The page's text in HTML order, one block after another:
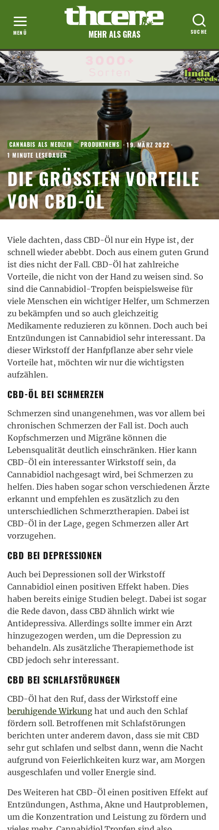
MEHR ALS GRAS
CANNABIS ALS MEDIZIN PRODUKTNEWS · 19. MÄRZ 2022·
1 MINUTE LESEDAUER
DIE GRÖSSTEN VORTEILE V
ON CBD-ÖL
Viele dachten, dass CBD-Öl nur ein Hype ist, der
schnell wieder abebbt. Doch aus einem guten Grund
ist dies nicht der Fall. CBD-Öl hat zahlreiche
Vorteile, die nicht von der Hand zu weisen sind. So
sind die Cannabidiol-Tropfen beispielsweise für
viele Menschen ein wichtiger Helfer, um Schmerzen
zu bekämpfen und so auch gleichzeitig
Medikamente reduzieren zu können. Doch auch bei
Entzündungen ist Cannabidiol sehr interessant. Da
dieser Wirkstoff der Hanfpflanze aber sehr viele
Vorteile hat, möchten wir nur die wichtigsten
aufzählen.
CBD-ÖL BEI SCHMERZEN
Schmerzen sind unangenehmen, was vor allem bei
chronischen Schmerzen der Fall ist. Doch auch
Kopfschmerzen und Migräne können die
Lebensqualität deutlich einschränken. Hier kann
CBD-Öl ein interessanter Wirkstoff sein, da
Cannabidiol nachgesagt wird, bei Schmerzen zu
helfen. Dies haben sogar schon verschiedenen Ärzte
erkannt und empfehlen es zusätzlich zu den
unterschiedlichen Schmerztherapien. Dabei ist
CBD-Öl in der Lage, gegen Schmerzen aller Art
vorzugehen.
CBD BEI DEPRESSIONEN
Auch bei Depressionen soll der Wirkstoff
Cannabidiol einen positiven Effekt haben. Dies
haben bereits einige Studien belegt. Dabei ist sogar
die Rede davon, dass CBD ähnlich wirkt wie
Antidepressiva. Allerdings sollte immer ein Arzt
hinzugezogen werden, um die Depression zu
behandeln. Als zusätzliche Therapiemethode ist
CBD jedoch sehr interessant.
CBD BEI SCHLAFSTÖRUNGEN
CBD-Öl hat den Ruf, dass der Wirkstoff eine
beruhigende Wirkung hat und auch den Schlaf
fördern soll. Betroffenen mit Schlafstörungen
berichten unter anderem davon, dass sie mit CBD
sehr gut schlafen und selbst dann, wenn die Nacht
aufgrund von Feierlichkeiten kurz war, am Morgen
ausgeschlafen und voller Energie sind.
Des Weiteren hat CBD-Öl einen positiven Effekt auf
Entzündungen, Asthma, Akne und Hautproblemen,
um die Konzentration und Leistung zu fördern und